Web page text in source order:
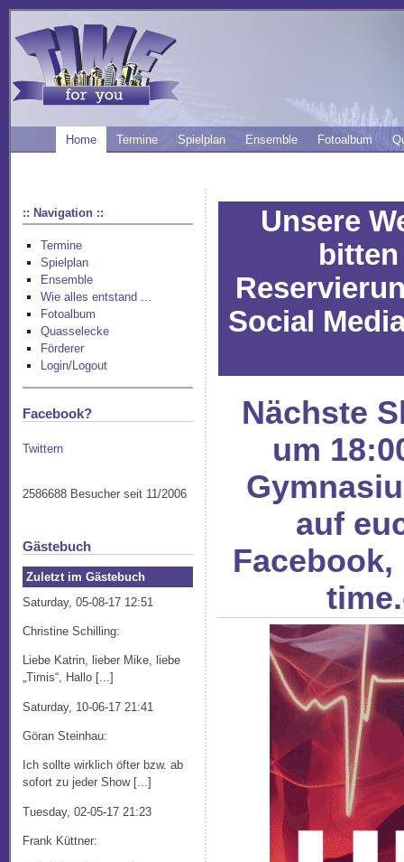
Home Termine Spielplan Ensemble Fotoalbum
:: Navigation ::
Termine
Spielplan
Ensemble
Wie alles entstand ...
Fotoalbum
Quasselecke
Förderer
Login/Logout
Facebook?
Twittern
2586688 Besucher seit 11/2006
Gästebuch
Zuletzt im Gästebuch
Saturday, 05-08-17 12:51
Christine Schilling:
Liebe Katrin, lieber Mike, liebe
„Timis“, Hallo [...]
Saturday, 10-06-17 21:41
Göran Steinhau:
Ich sollte wirklich öfter bzw. ab
sofort zu jeder Show [...]
Tuesday, 02-05-17 21:23
Frank Küttner:
Unsere
Social
Nächste
um
auf